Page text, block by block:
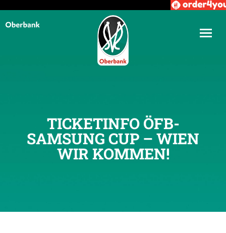
TICKETINFO ÖFB-
SAMSUNG CUP – WIEN
WIR KOMMEN!